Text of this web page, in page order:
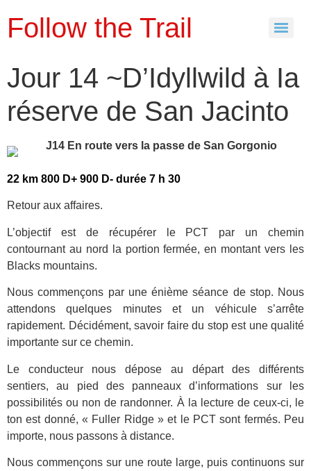
Follow the Trail
Jour 14 ~D’Idyllwild à Ia
réserve de San Jacinto
22 km 800 D+ 900 D- durée 7 h 30
Retour aux affaires.
L’objectif est de récupérer le PCT par un chemin
contournant au nord la portion fermée, en montant vers les
Blacks mountains.
Nous commençons par une énième séance de stop. Nous
attendons quelques minutes et un véhicule s’arrête
rapidement. Décidément, savoir faire du stop est une qualité
importante sur ce chemin.
Le conducteur nous dépose au départ des différents
sentiers, au pied des panneaux d’informations sur les
possibilités ou non de randonner. À la lecture de ceux-ci, le
ton est donné, « Fuller Ridge » et le PCT sont fermés. Peu
importe, nous passons à distance.
Nous commençons sur une route large, puis continuons sur